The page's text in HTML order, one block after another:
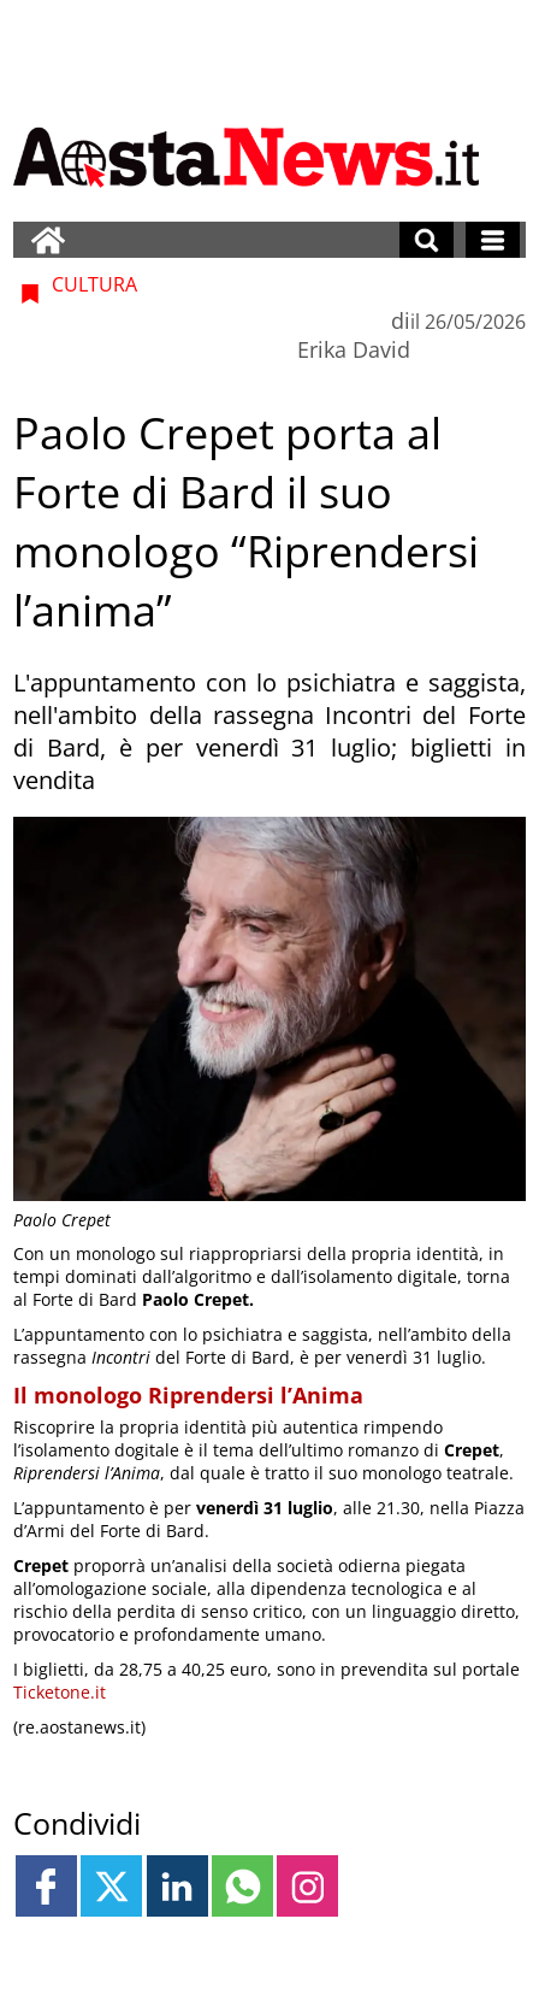
Paolo Crepet
CULTURA
di
Erika David
il 26/05/2026
Paolo Crepet porta al
Forte di Bard il suo
monologo “Riprendersi
l’anima”
L'appuntamento con lo psichiatra e saggista,
nell'ambito della rassegna Incontri del Forte
di Bard, è per venerdì 31 luglio; biglietti in
vendita
Con un monologo sul riappropriarsi della propria identità, in
tempi dominati dall’algoritmo e dall’isolamento digitale, torna
al Forte di Bard Paolo Crepet.
L’appuntamento con lo psichiatra e saggista, nell’ambito della
rassegna Incontri del Forte di Bard, è per venerdì 31 luglio.
Il monologo Riprendersi l’Anima
Riscoprire la propria identità più autentica rimpendo
l’isolamento dogitale è il tema dell’ultimo romanzo diCrepet,
Riprendersi l’Anima, dal quale è tratto il suo monologo teatrale.
L’appuntamento è pervenerdì 31 luglio, alle 21.30, nella Piazza
d’Armi del Forte di Bard.
Crepet proporrà un’analisi della società odierna piegata
all’omologazione sociale, alla dipendenza tecnologica e al
rischio della perdita di senso critico, con un linguaggio diretto,
provocatorio e profondamente umano.
I biglietti, da 28,75 a 40,25 euro, sono in prevendita sul portale
Ticketone.it
(re.aostanews.it)
Condividi